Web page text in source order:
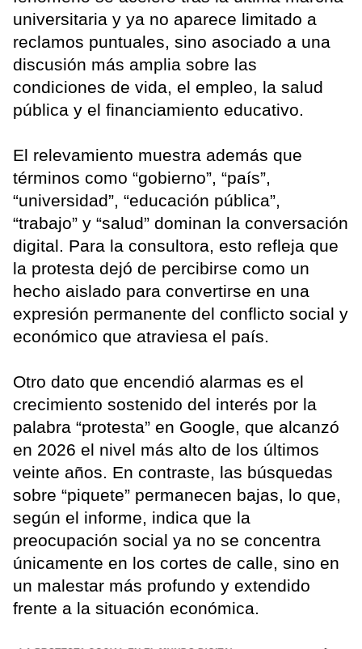
universitaria y ya no aparece limitado a
reclamos puntuales, sino asociado a una
discusión más amplia sobre las
condiciones de vida, el empleo, la salud
pública y el financiamiento educativo.
El relevamiento muestra además que
términos como “gobierno”, “país”,
“universidad”, “educación pública”,
“trabajo” y “salud” dominan la conversación
digital. Para la consultora, esto refleja que
la protesta dejó de percibirse como un
hecho aislado para convertirse en una
expresión permanente del conflicto social y
económico que atraviesa el país.
Otro dato que encendió alarmas es el
crecimiento sostenido del interés por la
palabra “protesta” en Google, que alcanzó
en 2026 el nivel más alto de los últimos
veinte años. En contraste, las búsquedas
sobre “piquete” permanecen bajas, lo que,
según el informe, indica que la
preocupación social ya no se concentra
únicamente en los cortes de calle, sino en
un malestar más profundo y extendido
frente a la situación económica.